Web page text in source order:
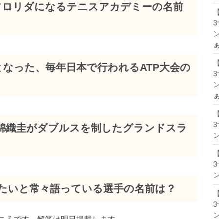
リダになるテニスアカデミーの名前
った、毎年日本で行われるATP大会の
圭がダブルスを制したグランドスラ
と常々語っている選手の名前は？
3
3
3
3
3